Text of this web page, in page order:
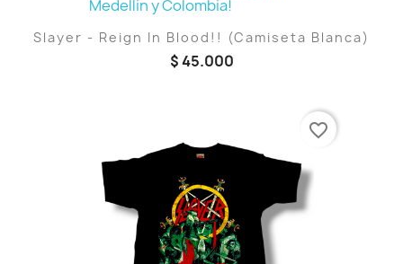
Slayer - Reign In Blood!! (Camiseta Blanca)
$ 45.000
favorite_border